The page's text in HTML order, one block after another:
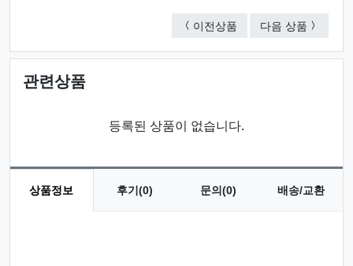
이전상품 체스담요 중
다음 상품 멀티트
관련상품
등록된 상품이 없습니다.
상품정보 후기(0) 문의(0) 배송/교환